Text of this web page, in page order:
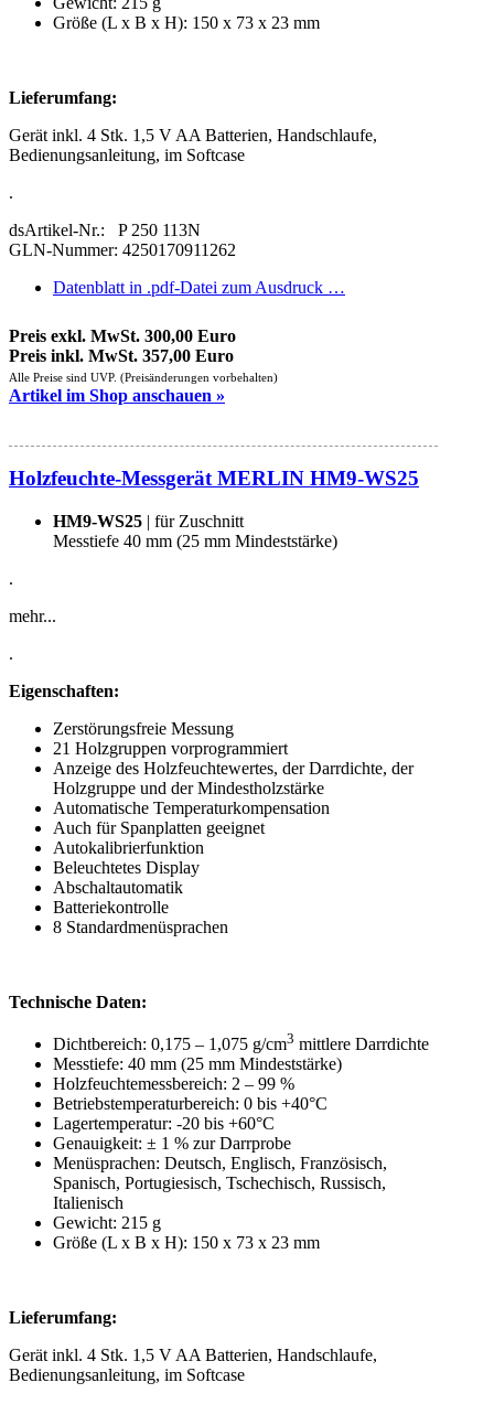
Größe (L x B x H): 150 x 73 x 23 mm
Lieferumfang:
Gerät inkl. 4 Stk. 1,5 V AA Batterien, Handschlaufe,
Bedienungsanleitung, im Softcase
.
dsArtikel-Nr.: P 250 113N
GLN-Nummer: 4250170911262
Datenblatt in .pdf-Datei zum Ausdruck …
Preis exkl. MwSt. 300,00 Euro
Preis inkl. MwSt. 357,00 Euro
Alle Preise sind UVP. (Preisänderungen vorbehalten)
Artikel im Shop anschauen »
Holzfeuchte-Messgerät MERLIN HM9-WS25
HM9-WS25 | für Zuschnitt
Messtiefe 40 mm (25 mm Mindeststärke)
.
mehr...
.
Eigenschaften:
Zerstörungsfreie Messung
21 Holzgruppen vorprogrammiert
Anzeige des Holzfeuchtewertes, der Darrdichte, der
Holzgruppe und der Mindestholzstärke
Automatische Temperaturkompensation
Auch für Spanplatten geeignet
Autokalibrierfunktion
Beleuchtetes Display
Abschaltautomatik
Batteriekontrolle
8 Standardmenüsprachen
Technische Daten:
Dichtbereich: 0,175 – 1,075 g/cm3 mittlere Darrdichte
Messtiefe: 40 mm (25 mm Mindeststärke)
Holzfeuchtemessbereich: 2 – 99 %
Betriebstemperaturbereich: 0 bis +40°C
Lagertemperatur: -20 bis +60°C
Genauigkeit: ± 1 % zur Darrprobe
Menüsprachen: Deutsch, Englisch, Französisch,
Spanisch, Portugiesisch, Tschechisch, Russisch,
Italienisch
Gewicht: 215 g
Größe (L x B x H): 150 x 73 x 23 mm
Lieferumfang:
Gerät inkl. 4 Stk. 1,5 V AA Batterien, Handschlaufe,
Bedienungsanleitung, im Softcase